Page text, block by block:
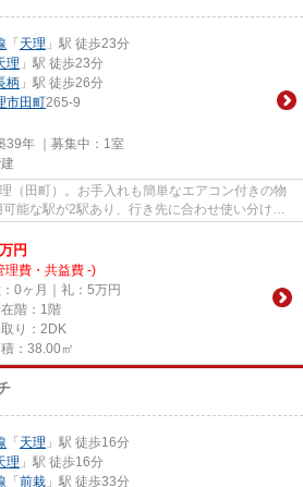
「 天理 」駅 徒歩23分
理 」駅 徒歩23分
柄 」駅 徒歩26分
市田町265-9
39年 ｜募集中： 1室
（田町）。お手入れも簡単なエアコン付きの物
能な駅が2駅あり、行き先に合わせ使い分けが
万円
理費・共益費 -)
0ヶ月｜礼：5万円
階：1階
り：2DK
：38.00㎡
「 天理 」駅 徒歩16分
理 」駅 徒歩16分
「 前栽 」駅 徒歩33分